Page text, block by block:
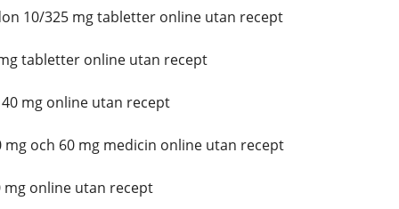
10/325 mg tabletter online utan recept
tabletter online utan recept
mg online utan recept
och 60 mg medicin online utan recept
online utan recept